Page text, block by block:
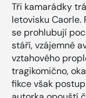
Tři kamarádky
letovisku Caorle.
se prohlubují
stáří, vzájemné
vztahového
tragikomično,
fikce však